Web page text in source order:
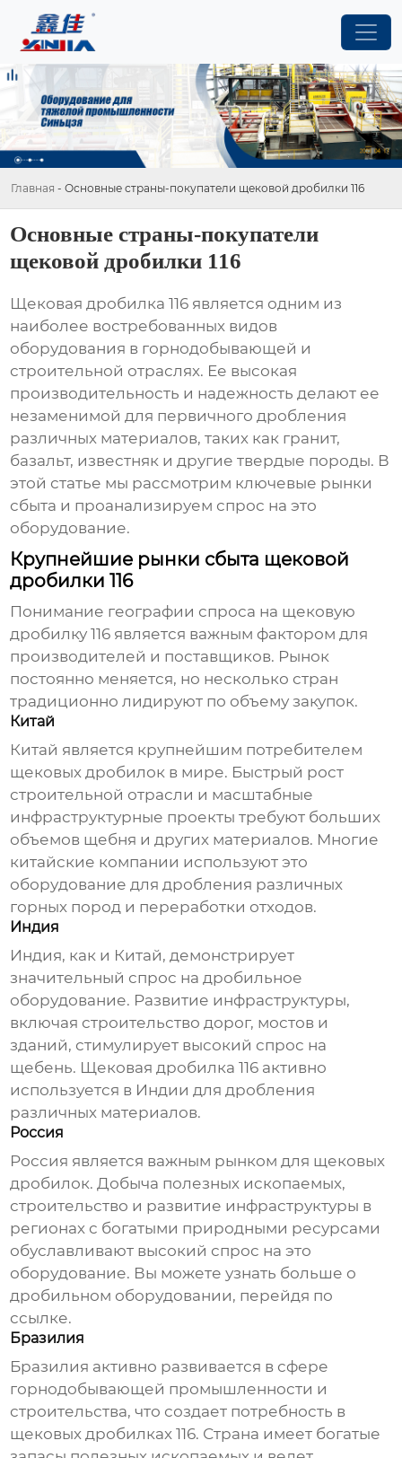
Главная - Основные страны-покупатели щековой дробилки 116
Основные страны-покупатели
щековой дробилки 116
Щековая дробилка 116 является одним из
наиболее востребованных видов
оборудования в горнодобывающей и
строительной отраслях. Ее высокая
производительность и надежность делают ее
незаменимой для первичного дробления
различных материалов, таких как гранит,
базальт, известняк и другие твердые породы. В
этой статье мы рассмотрим ключевые рынки
сбыта и проанализируем спрос на это
оборудование.
Крупнейшие рынки сбыта щековой
дробилки 116
Понимание географии спроса на щековую
дробилку 116 является важным фактором для
производителей и поставщиков. Рынок
постоянно меняется, но несколько стран
традиционно лидируют по объему закупок.
Китай
Китай является крупнейшим потребителем
щековых дробилок в мире. Быстрый рост
строительной отрасли и масштабные
инфраструктурные проекты требуют больших
объемов щебня и других материалов. Многие
китайские компании используют это
оборудование для дробления различных
горных пород и переработки отходов.
Индия
Индия, как и Китай, демонстрирует
значительный спрос на дробильное
оборудование. Развитие инфраструктуры,
включая строительство дорог, мостов и
зданий, стимулирует высокий спрос на
щебень. Щековая дробилка 116 активно
используется в Индии для дробления
различных материалов.
Россия
Россия является важным рынком для щековых
дробилок. Добыча полезных ископаемых,
строительство и развитие инфраструктуры в
регионах с богатыми природными ресурсами
обуславливают высокий спрос на это
оборудование. Вы можете узнать больше о
дробильном оборудовании, перейдя по
ссылке.
Бразилия
Бразилия активно развивается в сфере
горнодобывающей промышленности и
строительства, что создает потребность в
щековых дробилках 116. Страна имеет богатые